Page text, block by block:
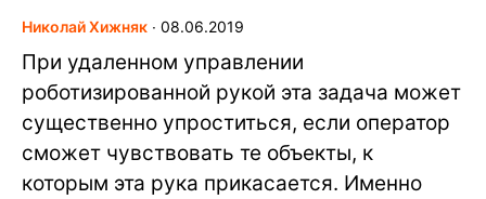
Николай Хижняк ∙ 08.06.2019
При удаленном управлении
роботизированной рукой эта задача может
существенно упроститься, если оператор
сможет чувствовать те объекты, к
которым эта рука прикасается. Именно